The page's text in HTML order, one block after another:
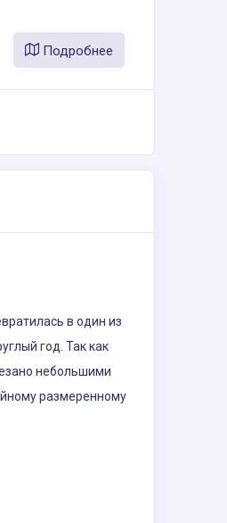
Подробнее
в один из
год. Так как
небольшими
размеренному